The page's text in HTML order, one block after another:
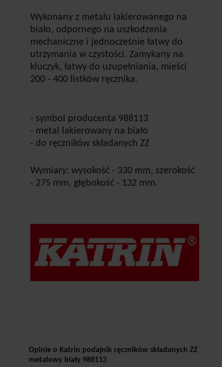
Wykonany z metalu lakierowanego na
biało, odpornego na uszkodzenia
mechaniczne i jednocześnie łatwy do
utrzymania w czystości. Zamykany na
kluczyk, łatwy do uzupełniania, mieści
200 - 400 listków ręcznika.
- symbol producenta 988113
- metal lakierowany na biało
- do ręczników składanych ZZ
Wymiary: wysokość - 330 mm, szerokość
- 275 mm, głębokość - 132 mm.
Opinie o Katrin podajnik ręczników składanych ZZ
metalowy biały 988113